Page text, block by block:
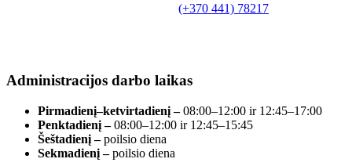
(+370 441) 78217
Administracijos darbo laikas
Pirmadienį–ketvirtadienį –08:00–12:00 ir 12:45–17:00
Penktadienį –08:00–12:00 ir 12:45–15:45
Šeštadienį –poilsio diena
Sekmadienį –poilsio diena